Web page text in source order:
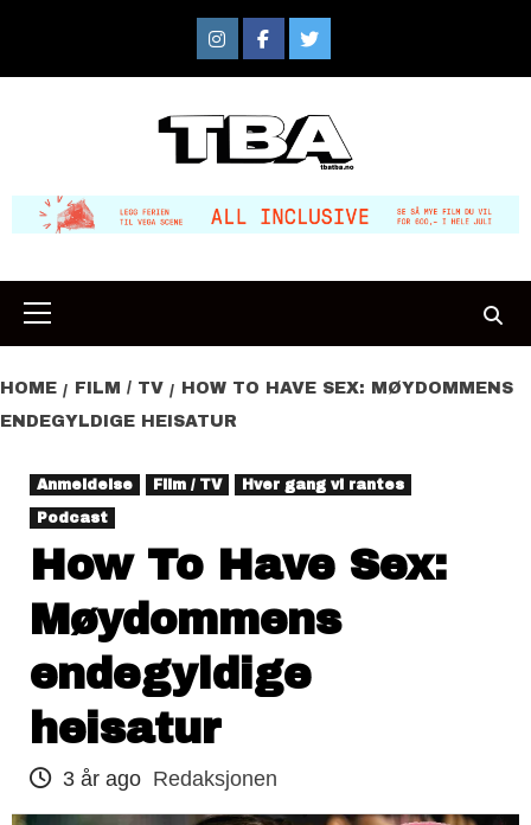
content
InstagramFacebook
Twitter
Primary
Menu
HOME FILM / TV
HOW TO HAVE SEX: MØYDOMMENS
ENDEGYLDIGE HEISATUR
Anmeldelse Film / TV
Hver gang vi rantes
Podcast
How To Have Sex:
Møydommens
endegyldige
heisatur
3 år ago Redaksjonen